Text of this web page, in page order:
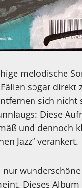
melodische
sogar direkt
sich nicht
Diese
und dennoch
Jazz“ verankert.
nur
Dieses